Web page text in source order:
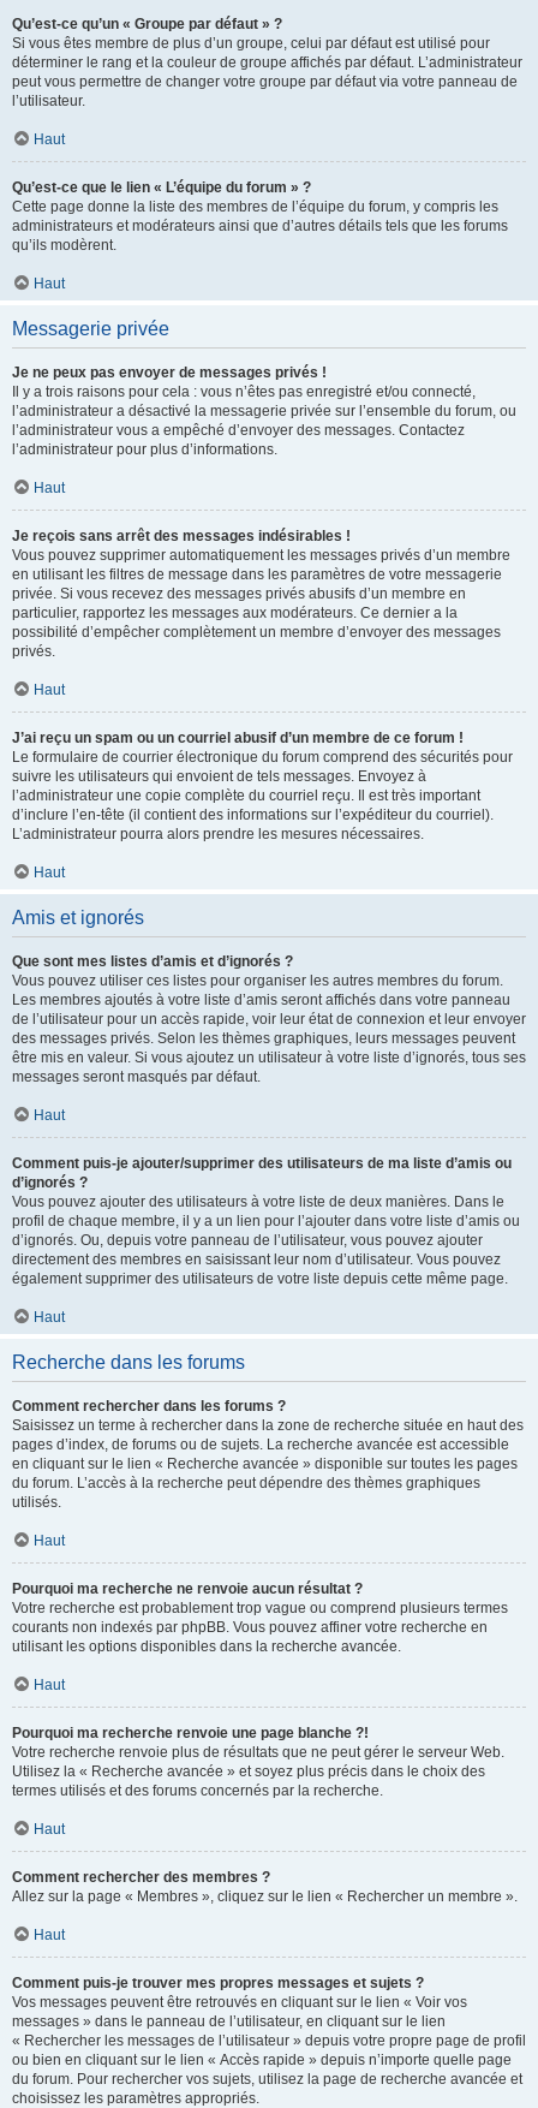
Qu’est-ce qu’un « Groupe par défaut » ?
Si vous êtes membre de plus d’un groupe, celui par défaut est utilisé pour
déterminer le rang et la couleur de groupe affichés par défaut. L’administrateur
peut vous permettre de changer votre groupe par défaut via votre panneau de
l’utilisateur.
Haut
Qu’est-ce que le lien « L’équipe du forum » ?
Cette page donne la liste des membres de l’équipe du forum, y compris les
administrateurs et modérateurs ainsi que d’autres détails tels que les forums
qu’ils modèrent.
Haut
Messagerie privée
Je ne peux pas envoyer de messages privés !
Il y a trois raisons pour cela : vous n’êtes pas enregistré et/ou connecté,
l’administrateur a désactivé la messagerie privée sur l’ensemble du forum, ou
l’administrateur vous a empêché d’envoyer des messages. Contactez
l’administrateur pour plus d’informations.
Haut
Je reçois sans arrêt des messages indésirables !
Vous pouvez supprimer automatiquement les messages privés d’un membre
en utilisant les filtres de message dans les paramètres de votre messagerie
privée. Si vous recevez des messages privés abusifs d’un membre en
particulier, rapportez les messages aux modérateurs. Ce dernier a la
possibilité d’empêcher complètement un membre d’envoyer des messages
privés.
Haut
J’ai reçu un spam ou un courriel abusif d’un membre de ce forum !
Le formulaire de courrier électronique du forum comprend des sécurités pour
suivre les utilisateurs qui envoient de tels messages. Envoyez à
l’administrateur une copie complète du courriel reçu. Il est très important
d’inclure l’en-tête (il contient des informations sur l’expéditeur du courriel).
L’administrateur pourra alors prendre les mesures nécessaires.
Haut
Amis et ignorés
Que sont mes listes d’amis et d’ignorés ?
Vous pouvez utiliser ces listes pour organiser les autres membres du forum.
Les membres ajoutés à votre liste d’amis seront affichés dans votre panneau
de l’utilisateur pour un accès rapide, voir leur état de connexion et leur envoyer
des messages privés. Selon les thèmes graphiques, leurs messages peuvent
être mis en valeur. Si vous ajoutez un utilisateur à votre liste d’ignorés, tous ses
messages seront masqués par défaut.
Haut
Comment puis-je ajouter/supprimer des utilisateurs de ma liste d’amis ou
d’ignorés ?
Vous pouvez ajouter des utilisateurs à votre liste de deux manières. Dans le
profil de chaque membre, il y a un lien pour l’ajouter dans votre liste d’amis ou
d’ignorés. Ou, depuis votre panneau de l’utilisateur, vous pouvez ajouter
directement des membres en saisissant leur nom d’utilisateur. Vous pouvez
également supprimer des utilisateurs de votre liste depuis cette même page.
Haut
Recherche dans les forums
Comment rechercher dans les forums ?
Saisissez un terme à rechercher dans la zone de recherche située en haut des
pages d’index, de forums ou de sujets. La recherche avancée est accessible
en cliquant sur le lien « Recherche avancée » disponible sur toutes les pages
du forum. L’accès à la recherche peut dépendre des thèmes graphiques
utilisés.
Haut
Pourquoi ma recherche ne renvoie aucun résultat ?
Votre recherche est probablement trop vague ou comprend plusieurs termes
courants non indexés par phpBB. Vous pouvez affiner votre recherche en
utilisant les options disponibles dans la recherche avancée.
Haut
Pourquoi ma recherche renvoie une page blanche ?!
Votre recherche renvoie plus de résultats que ne peut gérer le serveur Web.
Utilisez la « Recherche avancée » et soyez plus précis dans le choix des
termes utilisés et des forums concernés par la recherche.
Haut
Comment rechercher des membres ?
Allez sur la page « Membres », cliquez sur le lien « Rechercher un membre ».
Haut
Comment puis-je trouver mes propres messages et sujets ?
Vos messages peuvent être retrouvés en cliquant sur le lien « Voir vos
messages » dans le panneau de l’utilisateur, en cliquant sur le lien
« Rechercher les messages de l’utilisateur » depuis votre propre page de profil
ou bien en cliquant sur le lien « Accès rapide » depuis n’importe quelle page
du forum. Pour rechercher vos sujets, utilisez la page de recherche avancée et
choisissez les paramètres appropriés.